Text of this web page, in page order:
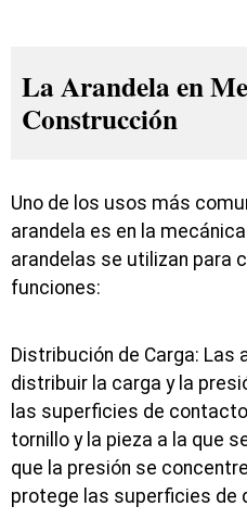
La Arandela en
Construcción
Uno de los usos más
arandela es en la
arandelas se utilizan para
funciones:
Distribución de Carga: Las
distribuir la carga y la
las superficies de
tornillo y la pieza a la que
que la presión se
protege las superficies de